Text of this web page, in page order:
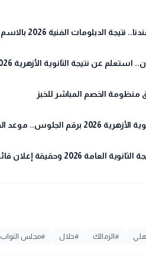
الدبلومات الفنية 2026 بالاسم ورقم الجلوس
نتيجة الثانوية الأزهرية 2026 برقم الجلوس عبر بوابة الأزهر
منظومة الخصم المباشر للخبز
المؤتمر الصحفي وتفاصيل أسماء الأوائل
2026 وحقيقة إعلان قائمة الأوائل
#الزمالك #خلال #مجلس النواب